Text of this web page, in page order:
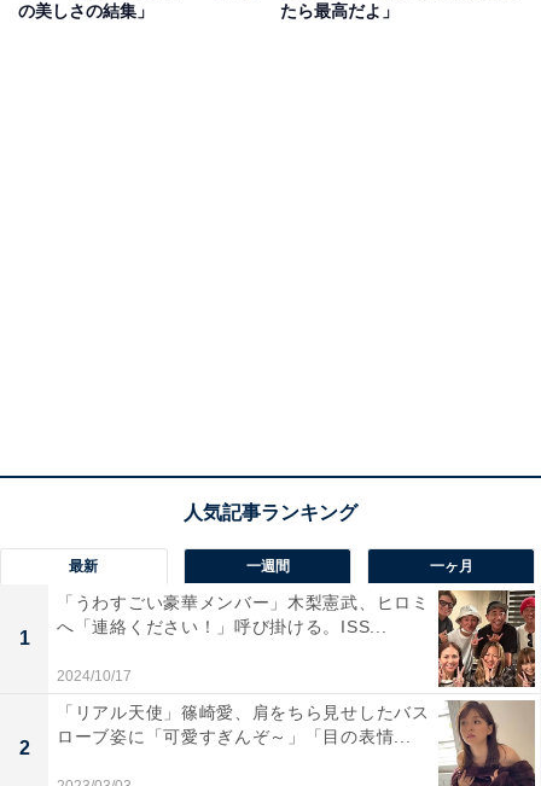
の美しさの結集」
たら最高だよ」
最新 一週間 一ヶ月
1
「うわすごい豪華メンバー」木梨憲武、ヒロミ
へ「連絡ください！」呼び掛ける。ISS...
2024/10/17
2
「リアル天使」篠崎愛、肩をちら見せしたバス
ローブ姿に「可愛すぎんぞ～」「目の表情...